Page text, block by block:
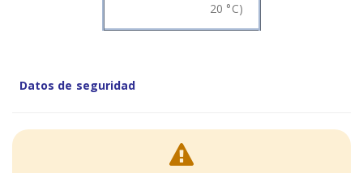
20 °C)
Datos de seguridad